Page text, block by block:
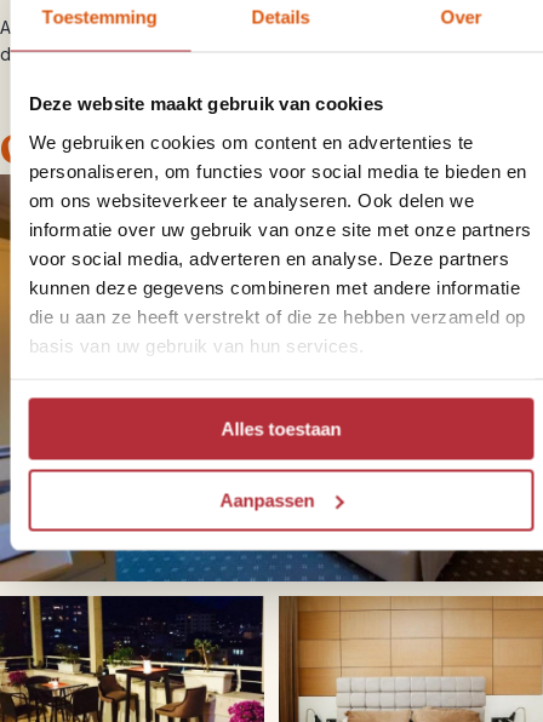
Toestemming Details Over
Deze website maakt gebruik van cookies
We gebruiken cookies om content en advertenties te
personaliseren, om functies voor social media te bieden en
om ons websiteverkeer te analyseren. Ook delen we
informatie over uw gebruik van onze site met onze partners
voor social media, adverteren en analyse. Deze partners
kunnen deze gegevens combineren met andere informatie
die u aan ze heeft verstrekt of die ze hebben verzameld op
basis van uw gebruik van hun services.
Alles toestaan
Aanpassen
Als je naar het zuiden reist, is je volgende stop waarschijnlijk
de stad met 1000 ramen.
Onze slaapplekken